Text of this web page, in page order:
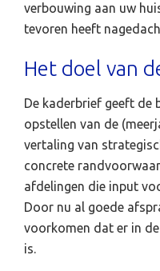
verbouwing aan uw
tevoren heeft
Het doel van
De kaderbrief geeft de
opstellen van de
vertaling van
concrete
afdelingen die input
Door nu al goede
voorkomen dat er in
is.